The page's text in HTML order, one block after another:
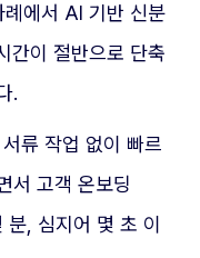
에서 AI 기반 신분
간이 절반으로 단축
.
류 작업 없이 빠르
서 고객 온보딩
, 심지어 몇 초 이